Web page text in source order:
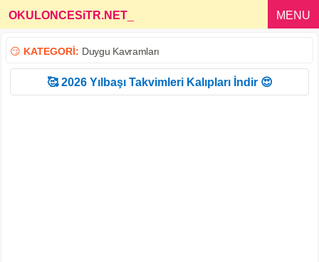
OKULONCESiTR.NET MENU
😏 KATEGORİ: Duygu Kavramları
🥰 2026 Yılbaşı Takvimleri Kalıpları İndir 😍